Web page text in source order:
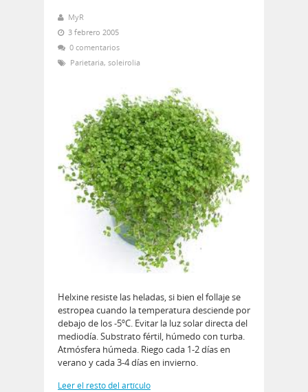
MyR
3 febrero 2005
0 comentarios
Parietaria, soleirolia
Helxine resiste las heladas, si bien el follaje se
estropea cuando la temperatura desciende por
debajo de los -5ºC. Evitar la luz solar directa del
mediodí­a. Substrato fértil, húmedo con turba.
Atmósfera húmeda. Riego cada 1-2 días en
verano y cada 3-4 días en invierno.
Leer el resto del artículo